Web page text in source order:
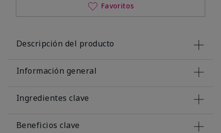
Favoritos
Descripción del producto
Información general
Ingredientes clave
Beneficios clave